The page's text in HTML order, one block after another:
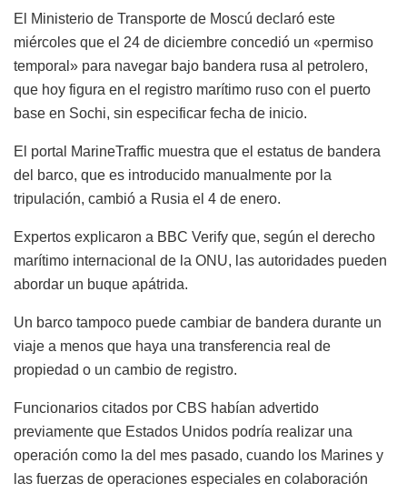
El Ministerio de Transporte de Moscú declaró este
miércoles que el 24 de diciembre concedió un «permiso
temporal» para navegar bajo bandera rusa al petrolero,
que hoy figura en el registro marítimo ruso con el puerto
base en Sochi, sin especificar fecha de inicio.
El portal MarineTraffic muestra que el estatus de bandera
del barco, que es introducido manualmente por la
tripulación, cambió a Rusia el 4 de enero.
Expertos explicaron a BBC Verify que, según el derecho
marítimo internacional de la ONU, las autoridades pueden
abordar un buque apátrida.
Un barco tampoco puede cambiar de bandera durante un
viaje a menos que haya una transferencia real de
propiedad o un cambio de registro.
Funcionarios citados por CBS habían advertido
previamente que Estados Unidos podría realizar una
operación como la del mes pasado, cuando los Marines y
las fuerzas de operaciones especiales en colaboración